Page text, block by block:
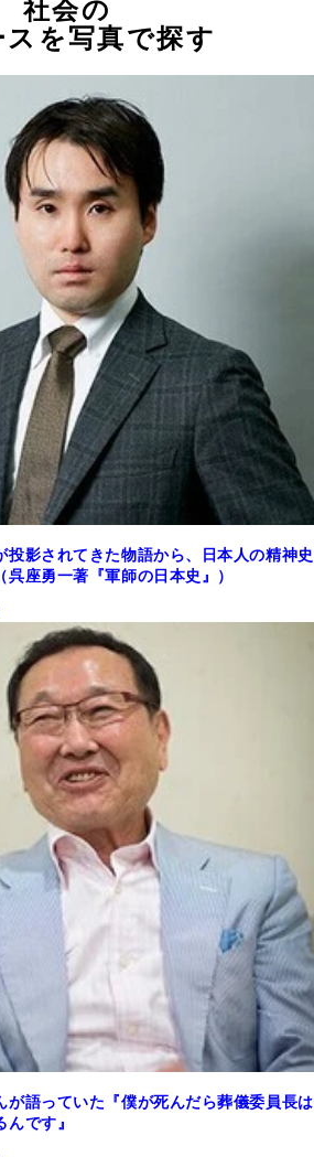
社会の
スを写真で探す
投影されてきた物語から、日本人の精神史
呉座勇一著『軍師の日本史』）
が語っていた『僕が死んだら葬儀委員長は
です』